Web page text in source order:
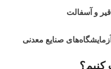
قیر و آسفالت
آزمایشگاه‌های صنایع معدنی